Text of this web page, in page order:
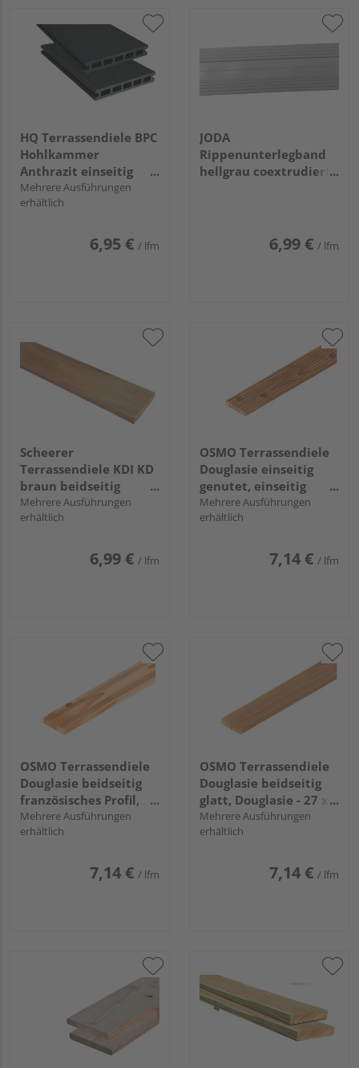
HQ Terrassendiele BPC
Hohlkammer
Anthrazit einseitig
gebürstet, einseitig
geriffelt, längsseitige
Mehrere Ausführungen
erhältlich
6,95 € / lfm
JODA
Rippenunterlegband
hellgrau coextrudiert
6,99 € / lfm
Scheerer
Terrassendiele KDI KD
braun beidseitig
geriffelt - 27 x 145 mm
Mehrere Ausführungen
erhältlich
6,99 € / lfm
OSMO Terrassendiele
Douglasie einseitig
genutet, einseitig
geriffelt, Douglasie - 27
x 143 mm
Mehrere Ausführungen
erhältlich
7,14 € / lfm
OSMO Terrassendiele
Douglasie beidseitig
französisches Profil,
Douglasie - 27 x 143
mm
Mehrere Ausführungen
erhältlich
7,14 € / lfm
OSMO Terrassendiele
Douglasie beidseitig
glatt, Douglasie - 27 x
143 mm
Mehrere Ausführungen
erhältlich
7,14 € / lfm